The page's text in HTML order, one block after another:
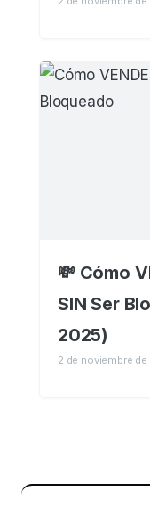
💸 Cómo
SIN Ser
2025)
2 de noviembre de